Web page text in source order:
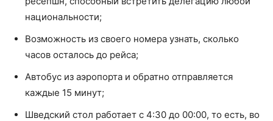
национальности;
Возможность из своего номера узнать, сколько
часов осталось до рейса;
Автобус из аэропорта и обратно отправляется
каждые 15 минут;
Шведский стол работает с 4:30 до 00:00, то есть, во